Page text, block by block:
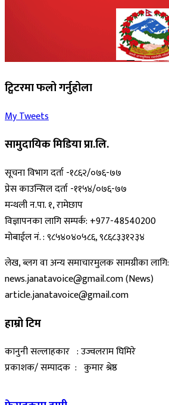
ट्विटरमा फलो गर्नुहोला
My Tweets
सामुदायिक मिडिया प्रा.लि.
सूचना विभाग दर्ता -१८६२/०७६-७७
प्रेस काउन्सिल दर्ता -११५४/०७६-७७
मन्थली न.पा. १, रामेछाप
विज्ञापनका लागि सम्पर्क: +977-48540200
मोबाईल नं. : ९८५४०४०५८६, ९८६८३३१२३४
लेख, ब्लग वा अन्य समाचारमुलक सामग्रीका लागि:
news.janatavoice@gmail.com (News)
article.janatavoice@gmail.com
हाम्रो टिम
कानुनी सल्लाहकार : उज्वलराम घिमिरे
प्रकाशक/ सम्पादक : कुमार श्रेष्ठ